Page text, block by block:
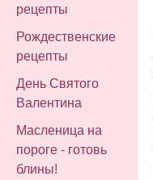
рецепты
Рождественские
рецепты
День Святого
Валентина
Масленица на
пороге - готовь
блины!